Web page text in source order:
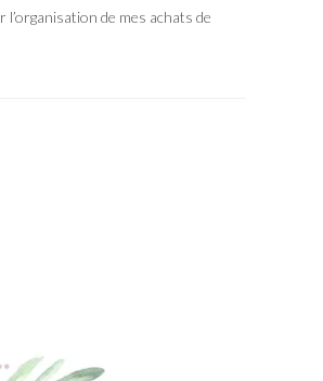
l’organisation de mes achats de